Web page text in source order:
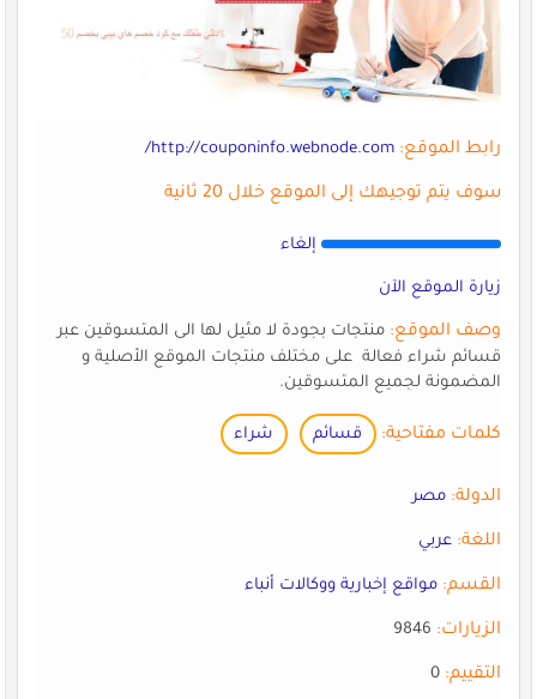
رابط الموقع: http://couponinfo.webnode.com/
سوف يتم توجيهك إلى الموقع خلال 20 ثانية
إلغاء
زيارة الموقع الآن
وصف الموقع:منتجات بجودة لا مثيل لها الى المتسوقين عبر
قسائم شراء فعالة على مختلف منتجات الموقع الأصلية و
المضمونة لجميع المتسوقين.
كلمات مفتاحية: قسائم شراء
الدولة: مصر
اللغة: عربي
القسم: مواقع إخبارية ووكالات أنباء
الزيارات:9846
التقييم:0